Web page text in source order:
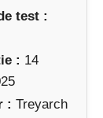
test :
: 14
: Treyarch